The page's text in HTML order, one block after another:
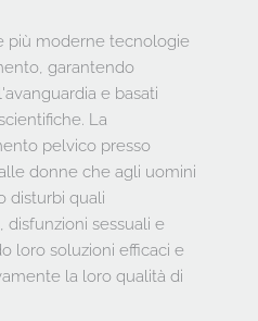
più moderne tecnologie
garantendo
e basati
La
pelvico presso
donne che agli uomini
disturbi quali
disfunzioni sessuali e
loro soluzioni efficaci e
la loro qualità di